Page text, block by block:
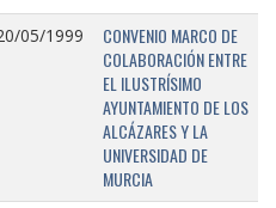
05/1999
CONVENIO MARCO DE
COLABORACIÓN ENTRE
EL ILUSTRÍSIMO
AYUNTAMIENTO DE LOS
ALCÁZARES Y LA
UNIVERSIDAD DE
MURCIA